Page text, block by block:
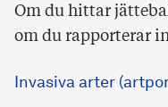
Om du hittar
om du rapporterar
Invasiva arter